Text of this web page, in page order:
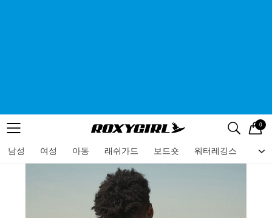
메뉴 검색
로고 0
남성 여성 아동 래쉬가드 보드숏 워터레깅스 비
메뉴